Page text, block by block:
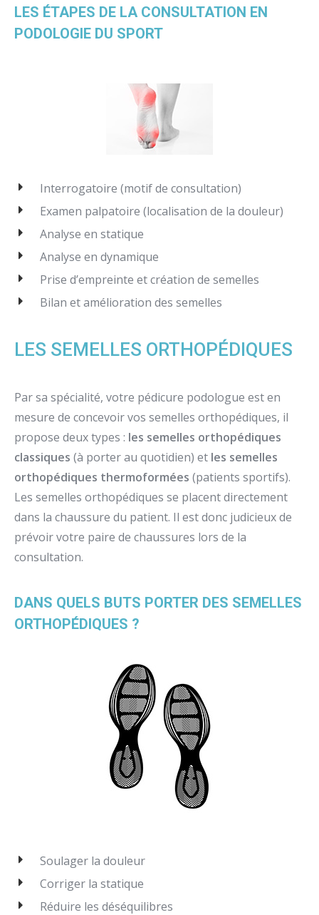
LES ÉTAPES DE LA CONSULTATION EN
PODOLOGIE DU SPORT
Interrogatoire (motif de consultation)
Examen palpatoire (localisation de la douleur)
Analyse en statique
Analyse en dynamique
Prise d’empreinte et création de semelles
Bilan et amélioration des semelles
LES SEMELLES ORTHOPÉDIQUES
Par sa spécialité, votre pédicure podologue est en
mesure de concevoir vos semelles orthopédiques, il
propose deux types : les semelles orthopédiques
classiques (à porter au quotidien) et les semelles
orthopédiques thermoformées (patients sportifs).
Les semelles orthopédiques se placent directement
dans la chaussure du patient. Il est donc judicieux de
prévoir votre paire de chaussures lors de la
consultation.
DANS QUELS BUTS PORTER DES SEMELLES
ORTHOPÉDIQUES ?
Soulager la douleur
Corriger la statique
Réduire les déséquilibres